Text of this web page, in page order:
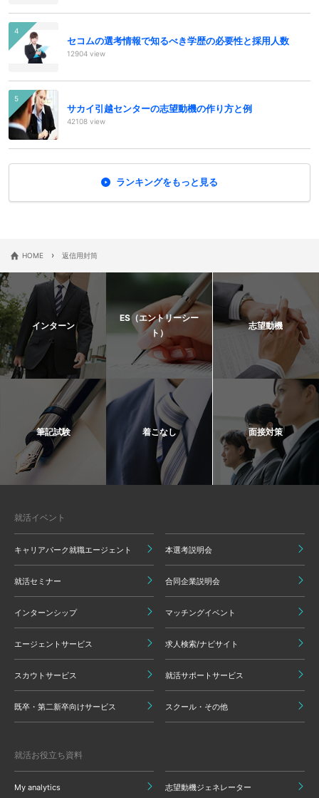
セコムの選考情報で知るべき学歴の必要性と採用人数
12904 view
サカイ引越センターの志望動機の作り方と例
42108 view
ランキングをもっと見る
HOME › 返信用封筒
インターン
ES（エントリーシー
ト）
志望動機
筆記試験 着こなし 面接対策
就活イベント
キャリアパーク就職エージェント 本選考説明会
就活セミナー 合同企業説明会
インターンシップ マッチングイベント
エージェントサービス 求人検索/ナビサイト
スカウトサービス 就活サポートサービス
既卒・第二新卒向けサービス スクール・その他
就活お役立ち資料
My analytics 志望動機ジェネレーター